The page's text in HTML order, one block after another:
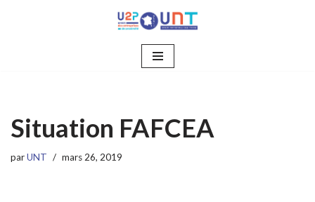
Situation FAFCEA
parUNT mars 26, 2019